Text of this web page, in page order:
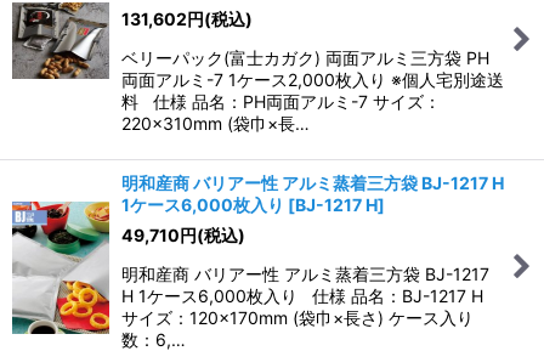
131,602円(税込)
ベリーパック(富士カガク) 両面アルミ三方袋 PH
両面アルミ-7 1ケース2,000枚入り ※個人宅別途送
料 仕様 品名：PH両面アルミ-7 サイズ：
220×310mm (袋巾×長…
明和産商 バリアー性 アルミ蒸着三方袋 BJ-1217 H
1ケース6,000枚入り [BJ-1217 H]
49,710円(税込)
明和産商 バリアー性 アルミ蒸着三方袋 BJ-1217
H 1ケース6,000枚入り 仕様 品名：BJ-1217 H
サイズ：120×170mm (袋巾×長さ) ケース入り
数：6,…